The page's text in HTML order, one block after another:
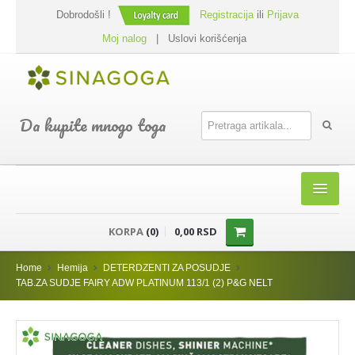
Dobrodošli ! Registracijaili Prijava
Moj nalog
Uslovi korišćenja
Da kupite mnogo toga
SHOP
PREHRANA
DODACI JELIMA
KORPA (0) 0,00 RSD
Home Hemija
DETERDZENTI ZA POSUDJE
TAB.ZA SUDJE FAIRY ADW PLATINUM 113/1 (2) P&G NELT